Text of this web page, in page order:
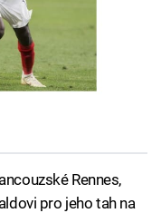
Rennes,
pro jeho tah na